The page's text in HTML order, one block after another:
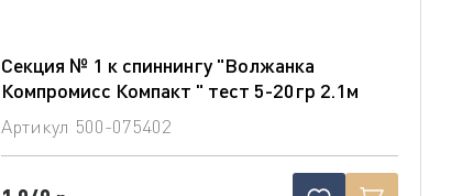
Секция № 1 к спиннингу "Волжанка
Компромисс Компакт " тест 5-20гр 2.1м
Артикул 500-075402